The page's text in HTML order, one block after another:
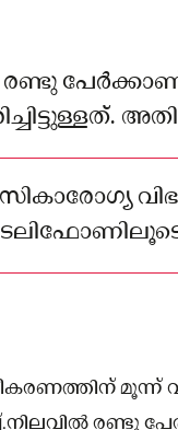
പേർക്കാണ്
രണ്ടു